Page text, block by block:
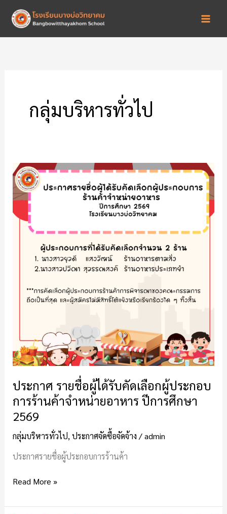
content
กลุ่มบริหารทั่วไป
ประกาศ รายชื่อผู้ได้รับคัดเลือกผู้ประกอบ
การร้านค้าจำหน่ายอาหาร ปีการศึกษา
2569
กลุ่มบริหารทั่วไป, ประกาศจัดซื้อจัดจ้าง /admin
ประกาศรายชื่อผู้ประกอบการร้านค้า
ประกาศ
ราย
ชื่อ
ได้
อาหาร
ปี
ศึกษา
2569
Read More »